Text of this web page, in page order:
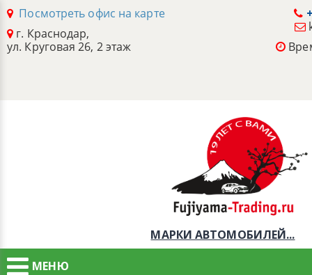
Посмотреть офис на карте
г. Краснодар,
ул. Круговая 26, 2 этаж
МАРКИ АВТОМОБИЛЕЙ...
МЕНЮ